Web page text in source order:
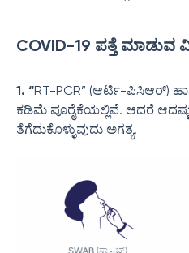
COVID-19 ಪತ್ತೆ ಮಾಡುವ
1. “RT-PCR” (ಆರ್ಟಿ-ಪಿಸಿಆರ್)
ಕಡಿಮೆ ಪೂರೈಕೆಯಲ್ಲಿವೆ. ಆದರೆ ಆದಷ್ಟು
ತೆಗೆದುಕೊಳ್ಳುವುದು ಅಗತ್ಯ.